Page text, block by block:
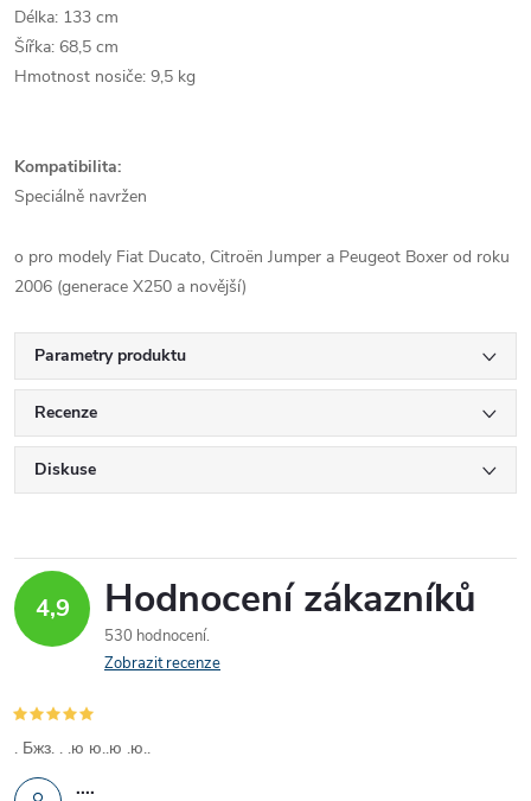
Délka: 133 cm
Šířka: 68,5 cm
Hmotnost nosiče: 9,5 kg
Kompatibilita:
Speciálně navržen
o pro modely Fiat Ducato, Citroën Jumper a Peugeot Boxer od roku
2006 (generace X250 a novější)
Parametry produktu
Recenze
Diskuse
4,9 Hodnocení zákazníků
530 hodnocení
Zobrazit recenze
....
. Бжз. . .ю ю..ю .ю..